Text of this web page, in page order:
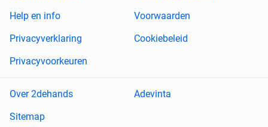
Help en info
Voorwaarden
Privacyverklaring
Cookiebeleid
Privacyvoorkeuren
Over 2dehands
Adevinta
Sitemap